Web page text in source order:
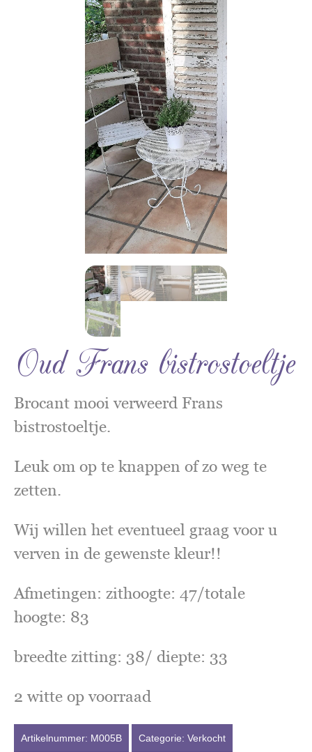
Oud Frans bistrostoeltje
Brocant mooi verweerd Frans
bistrostoeltje.
Leuk om op te knappen of zo weg te
zetten.
Wij willen het eventueel graag voor u
verven in de gewenste kleur!!
Afmetingen: zithoogte: 47/totale
hoogte: 83
breedte zitting: 38/ diepte: 33
2 witte op voorraad
Artikelnummer: M005B Categorie: Verkocht